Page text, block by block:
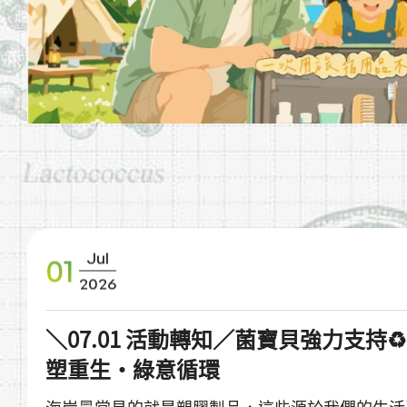
01
Jul
2026
＼07.01 活動轉知／菌寶貝強力支持
塑重生・綠意循環